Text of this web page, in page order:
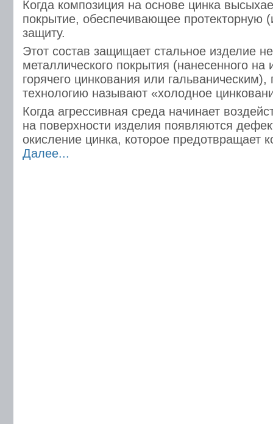
Когда композиция на основе цинка
покрытие, обеспечивающее протекторную
защиту.
Этот состав защищает стальное изделие
металлического покрытия (нанесенного на
горячего цинкования или гальваническим),
технологию называют «холодное
Когда агрессивная среда начинает
на поверхности изделия появляются
окисление цинка, которое предотвращает
Далее...